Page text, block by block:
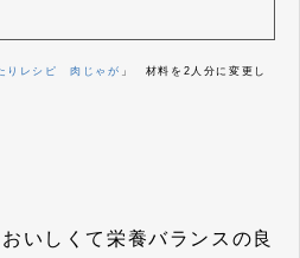
りレシピ 肉じゃが 」 材料を2人分に変更し
いしくて栄養バランスの良